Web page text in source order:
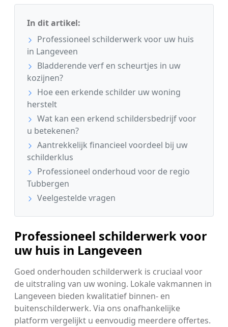
In dit artikel:
Professioneel schilderwerk voor uw huis
in Langeveen
Bladderende verf en scheurtjes in uw
kozijnen?
Hoe een erkende schilder uw woning
herstelt
Wat kan een erkend schildersbedrijf voor
u betekenen?
Aantrekkelijk financieel voordeel bij uw
schilderklus
Professioneel onderhoud voor de regio
Tubbergen
Veelgestelde vragen
Professioneel schilderwerk voor
uw huis in Langeveen
Goed onderhouden schilderwerk is cruciaal voor
de uitstraling van uw woning. Lokale vakmannen in
Langeveen bieden kwalitatief binnen- en
buitenschilderwerk. Via ons onafhankelijke
platform vergelijkt u eenvoudig meerdere offertes.